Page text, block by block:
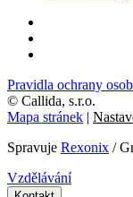
Pravidla ochrany
© Callida, s.r.o.
Mapa stránek |
Spravuje Rexonix /
Vzdělávání